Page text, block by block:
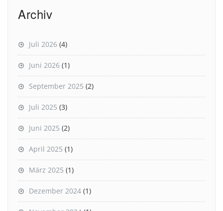
Archiv
Juli 2026 (4)
Juni 2026 (1)
September 2025 (2)
Juli 2025 (3)
Juni 2025 (2)
April 2025 (1)
März 2025 (1)
Dezember 2024 (1)